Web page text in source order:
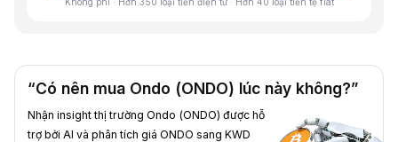
“Có nên mua Ondo (ONDO) lúc này không?”
Nhận insight thị trường Ondo (ONDO) được hỗ
trợ bởi AI và phân tích giá ONDO sang KWD